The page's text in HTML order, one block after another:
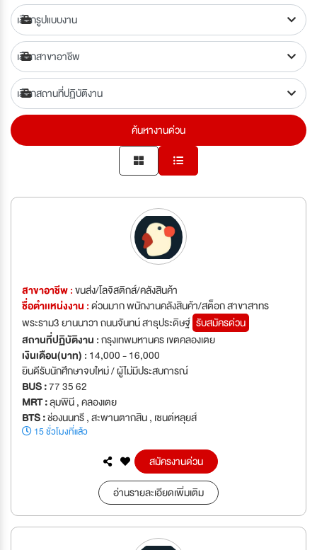
ค้นหางานด่วน
สาขาอาชีพ :ขนส่ง/โลจิสติกส์/คลังสินค้า
ชื่อตำเเหน่งงาน :ด่วนมาก พนักงานคลังสินค้า/สต็อก สาขาสาทร
พระราม3 ยานนาวา ถนนจันทน์ สาธุประดิษฐ์ รับสมัครด่วน
สถานที่ปฏิบัติงาน :กรุงเทพมหานคร เขตคลองเตย
เงินเดือน(บาท) : 14,000 - 16,000
ยินดีรับนักศึกษาจบใหม่ / ผู้ไม่มีประสบการณ์
BUS :77 35 62
MRT :ลุมพินี , คลองเตย
BTS :ช่องนนทรี , สะพานตากสิน , เซนต์หลุยส์
15 ชั่วโมงที่แล้ว
สมัครงานด่วน
อ่านรายละเอียดเพิ่มเติม